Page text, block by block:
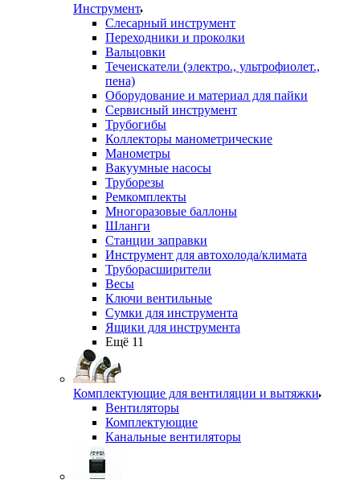
Инструмент
Слесарный инструмент
Переходники и проколки
Вальцовки
Течеискатели (электро., ультрофиолет.,
пена)
Оборудование и материал для пайки
Сервисный инструмент
Трубогибы
Коллекторы манометрические
Манометры
Вакуумные насосы
Труборезы
Ремкомплекты
Многоразовые баллоны
Шланги
Станции заправки
Инструмент для автохолода/климата
Труборасширители
Весы
Ключи вентильные
Сумки для инструмента
Ящики для инструмента
Ещё 11
Комплектующие для вентиляции и вытяжки
Вентиляторы
Комплектующие
Канальные вентиляторы